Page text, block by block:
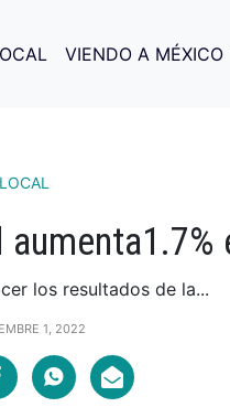
VIENDO A MÉXICO
LOCAL
los resultados de la...
1, 2022